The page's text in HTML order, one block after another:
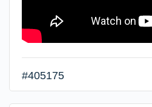
#405175